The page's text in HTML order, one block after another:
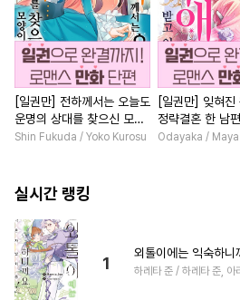
[일권만] 전하께서는 오늘도
운명의 상대를 찾으신 모양
이네요 (웃음) [단행본]
Shin Fukuda / Yoko Kurosu
[일권만] 잊혀진
정략결혼 한 남
받고 있습니다 [
Odayaka /
실시간 랭킹
1
외톨이에는 익숙하
하레타 준 / 하레타 준, 아